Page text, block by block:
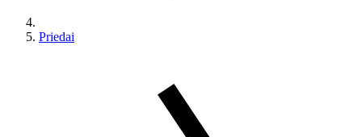
Priedai